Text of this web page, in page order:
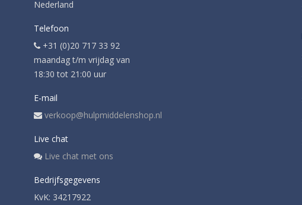
Nederland
Telefoon
+31 (0)20 717 33 92
maandag t/m vrijdag van
18:30 tot 21:00 uur
E-mail
verkoop@hulpmiddelenshop.nl
Live chat
Live chat met ons
Bedrijfsgegevens
KvK: 34217922